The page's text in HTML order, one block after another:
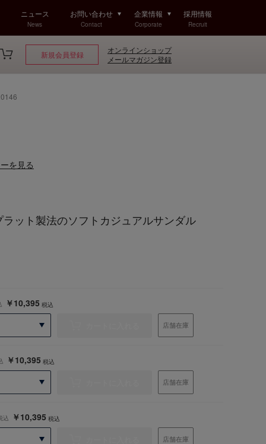
ニュース
News
お問い合わせ
Contact
企業情報
Corporate
採用情報
Recruit
新規会員登録
オンラインショップ
メールマガジン登録
を見る
ット製法のソフトカジュアルサンダル
￥10,395 税込
店舗在庫
￥10,395 税込
店舗在庫
￥10,395 税込
込
店舗在庫